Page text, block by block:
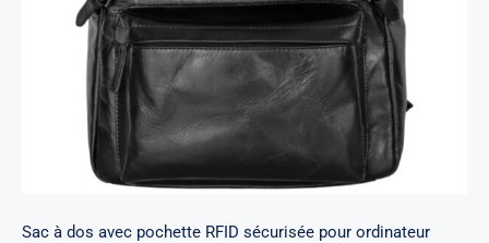
Sac à dos avec pochette RFID sécurisée pour ordinateur